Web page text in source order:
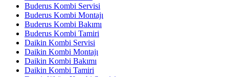
Buderus Kombi Servisi
Buderus Kombi Montajı
Buderus Kombi Bakımı
Buderus Kombi Tamiri
Daikin Kombi Servisi
Daikin Kombi Montajı
Daikin Kombi Bakımı
Daikin Kombi Tamiri